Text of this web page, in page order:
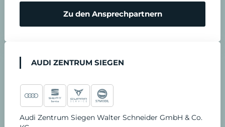
r
Zu den Ansprechpartnern
AUDI ZENTRUM SIEGEN
Audi Zentrum Siegen Walter Schneider GmbH & Co.